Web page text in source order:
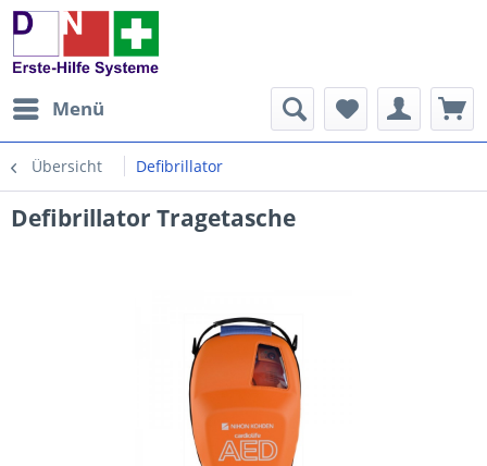
Menü
Übersicht Defibrillator
Defibrillator Tragetasche